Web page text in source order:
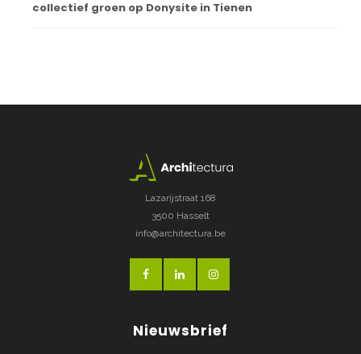
collectief groen op Donysite in Tienen
Lazarijstraat 168
3500 Hasselt
info@architectura.be
Nieuwsbrief